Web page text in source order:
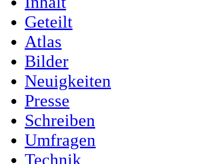
Geteilt
Atlas
Bilder
Neuigkeiten
Presse
Schreiben
Umfragen
Technik